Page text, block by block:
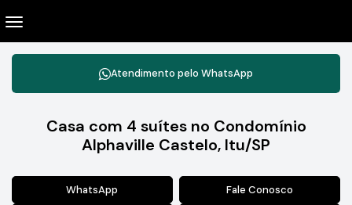
Atendimento pelo WhatsApp
Casa com 4 suítes no Condomínio
Alphaville Castelo, Itu/SP
WhatsApp Fale Conosco